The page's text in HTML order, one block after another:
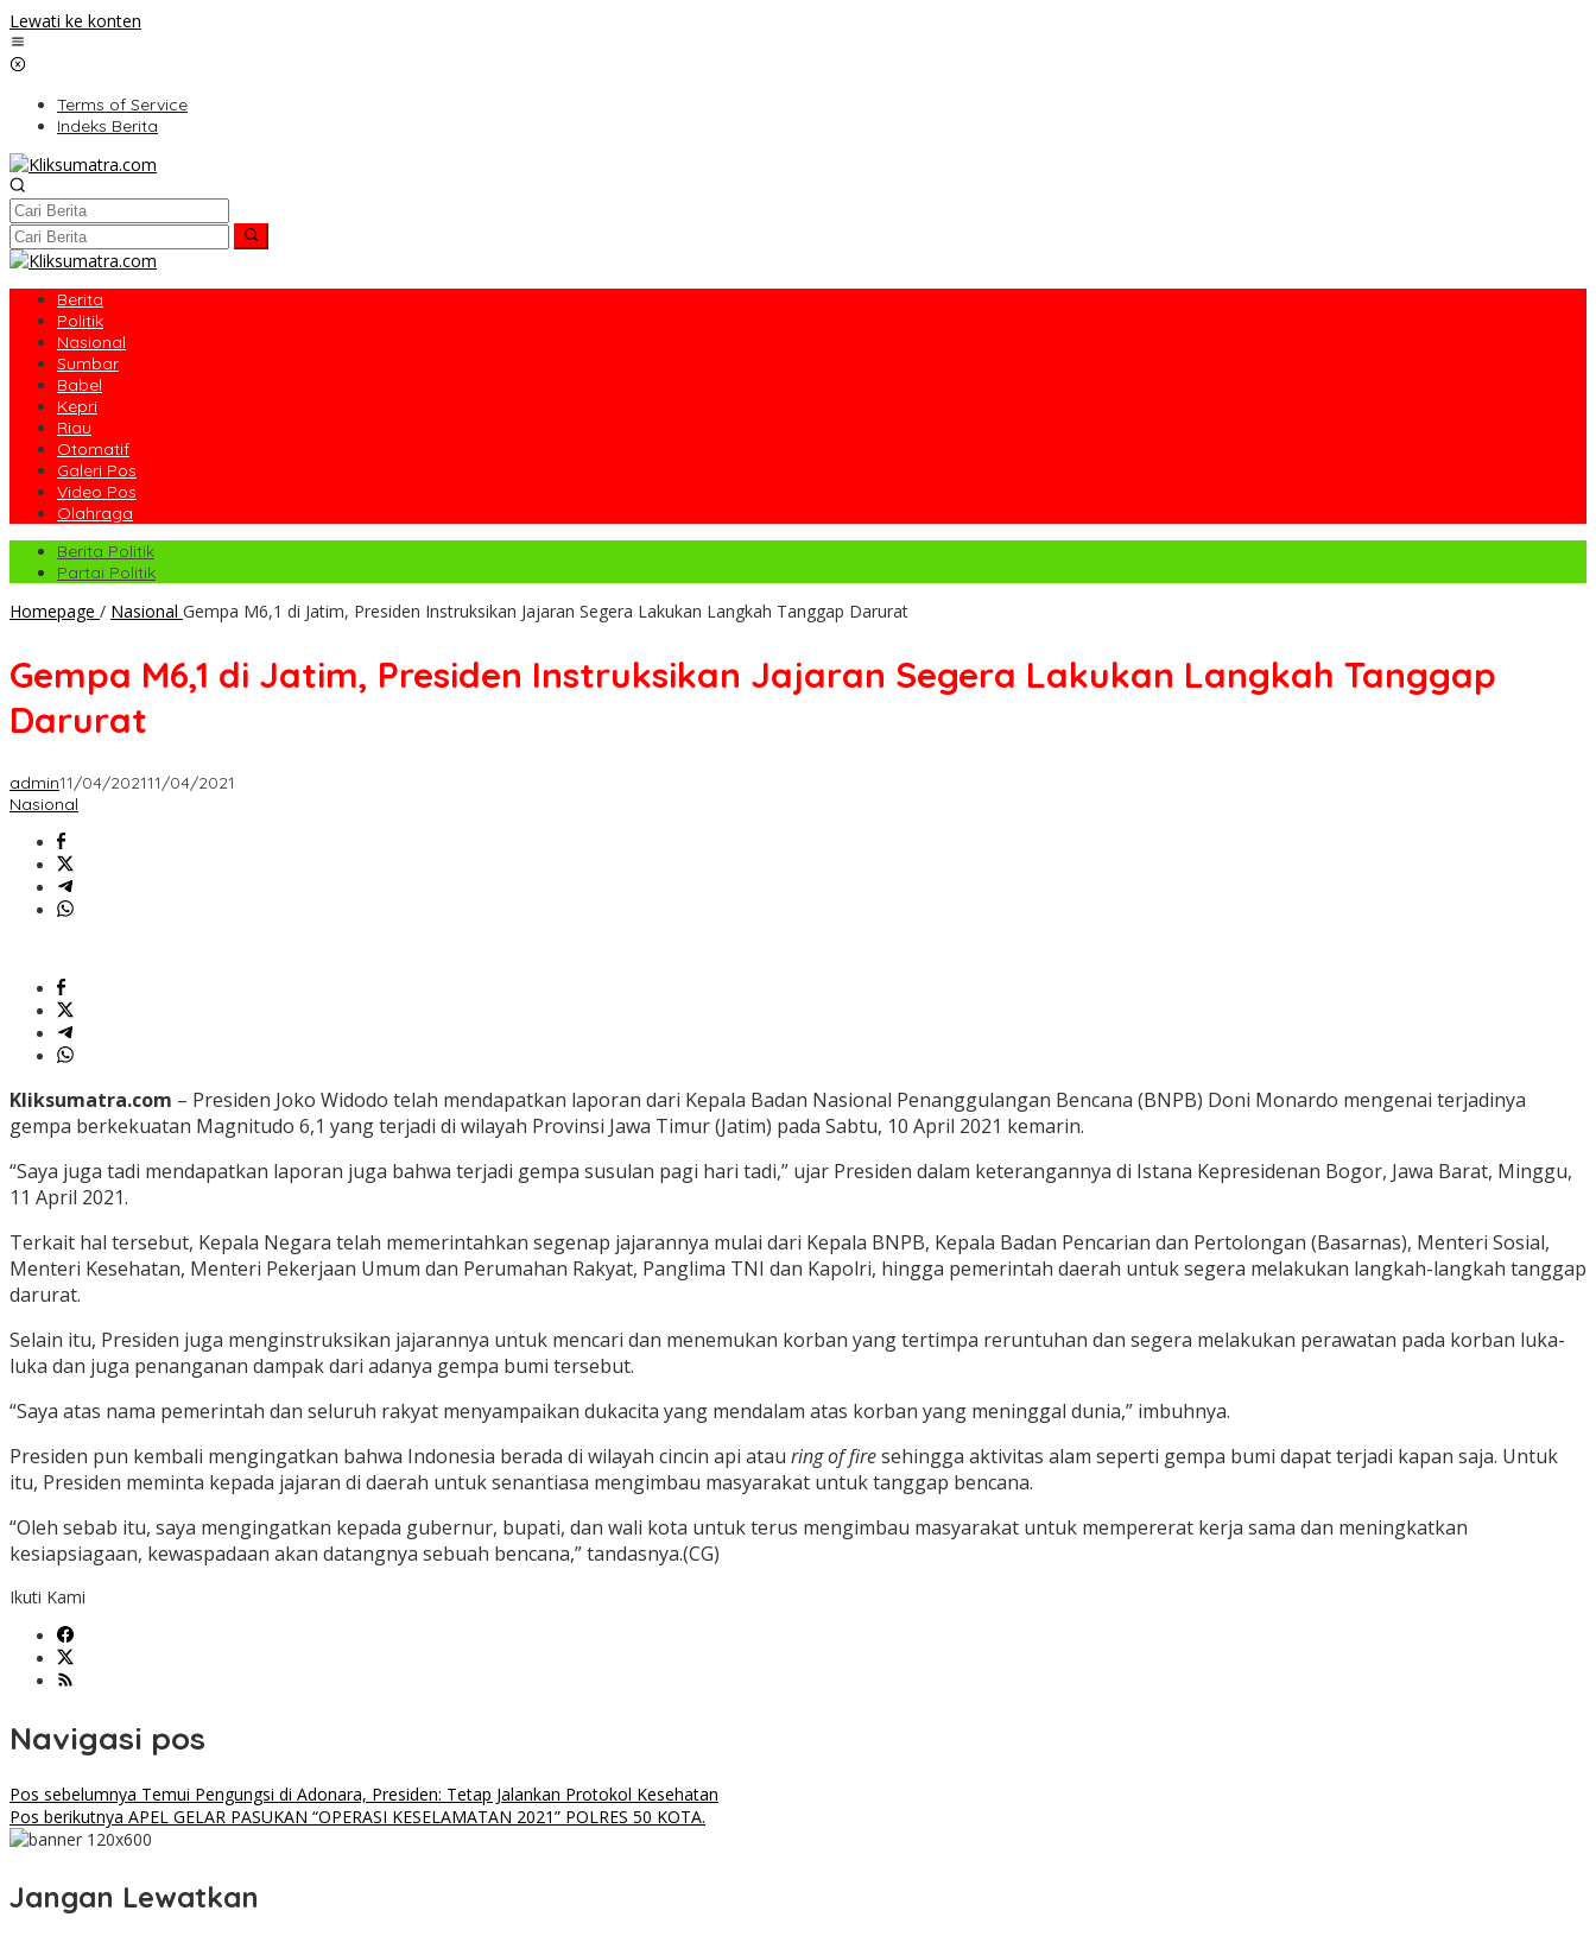
Lewati ke konten
Terms of Service
Indeks Berita
Berita
Politik
Nasional
Sumbar
Babel
Kepri
Riau
Otomatif
Galeri Pos
Video Pos
Olahraga
Berita Politik
Partai Politik
Homepage / Nasional Gempa M6,1 di Jatim, Presiden Instruksikan Jajaran Segera Lakukan Langkah Tanggap Darurat
Gempa M6,1 di Jatim, Presiden Instruksikan Jajaran Segera Lakukan Langkah Tanggap
Darurat
admin11/04/202111/04/2021
Nasional
Kliksumatra.com – Presiden Joko Widodo telah mendapatkan laporan dari Kepala Badan Nasional Penanggulangan Bencana (BNPB) Doni Monardo mengenai terjadinya
gempa berkekuatan Magnitudo 6,1 yang terjadi di wilayah Provinsi Jawa Timur (Jatim) pada Sabtu, 10 April 2021 kemarin.
“Saya juga tadi mendapatkan laporan juga bahwa terjadi gempa susulan pagi hari tadi,” ujar Presiden dalam keterangannya di Istana Kepresidenan Bogor, Jawa Barat, Minggu,
11 April 2021.
Terkait hal tersebut, Kepala Negara telah memerintahkan segenap jajarannya mulai dari Kepala BNPB, Kepala Badan Pencarian dan Pertolongan (Basarnas), Menteri Sosial,
Menteri Kesehatan, Menteri Pekerjaan Umum dan Perumahan Rakyat, Panglima TNI dan Kapolri, hingga pemerintah daerah untuk segera melakukan langkah-langkah tanggap
darurat.
Selain itu, Presiden juga menginstruksikan jajarannya untuk mencari dan menemukan korban yang tertimpa reruntuhan dan segera melakukan perawatan pada korban luka-
luka dan juga penanganan dampak dari adanya gempa bumi tersebut.
“Saya atas nama pemerintah dan seluruh rakyat menyampaikan dukacita yang mendalam atas korban yang meninggal dunia,” imbuhnya.
Presiden pun kembali mengingatkan bahwa Indonesia berada di wilayah cincin api atau ring of firesehingga aktivitas alam seperti gempa bumi dapat terjadi kapan saja. Untuk
itu, Presiden meminta kepada jajaran di daerah untuk senantiasa mengimbau masyarakat untuk tanggap bencana.
“Oleh sebab itu, saya mengingatkan kepada gubernur, bupati, dan wali kota untuk terus mengimbau masyarakat untuk mempererat kerja sama dan meningkatkan
kesiapsiagaan, kewaspadaan akan datangnya sebuah bencana,” tandasnya.(CG)
Ikuti Kami
Navigasi pos
Pos sebelumnya Temui Pengungsi di Adonara, Presiden: Tetap Jalankan Protokol Kesehatan
Pos berikutnya APEL GELAR PASUKAN “OPERASI KESELAMATAN 2021” POLRES 50 KOTA.
Jangan Lewatkan